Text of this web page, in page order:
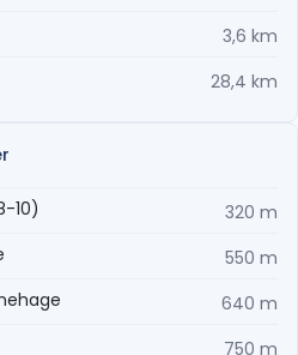
3,6 km
28,4 km
10)
320 m
550 m
640 m
750 m